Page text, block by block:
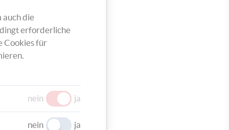
dir die
auch die
erforderliche
Cookies für
nein ja
nein ja